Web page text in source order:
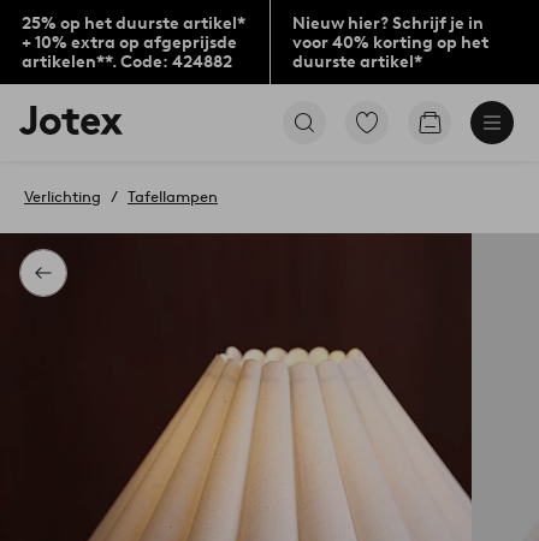
25% op het duurste artikel*
+ 10% extra op afgeprijsde
artikelen**. Code: 424882
Nieuw hier? Schrijf je in
voor 40% korting op het
duurste artikel*
Jotex
logo
to
home
page
Ga
Go
Terug
Verlichting Tafellampen